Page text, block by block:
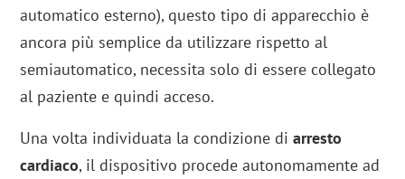
automatico esterno), questo tipo di apparecchio è
ancora più semplice da utilizzare rispetto al
semiautomatico, necessita solo di essere collegato
al paziente e quindi acceso.
Una volta individuata la condizione diarresto
cardiaco, il dispositivo procede autonomamente ad